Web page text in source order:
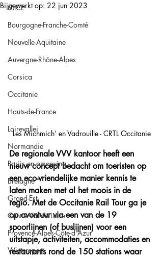
MICE
Bourgogne-Franche-Comté
Nouvelle-Aquitaine
Auvergne-Rhône-Alpes
Corsica
Occitanie
Hauts-de-France
Loirevallei
Normandie
Parijs en omgeving
Bretagne
Grand-Est
Centre Val de Loire
Provence-Alpes-Côte-d'Azur
Wintersport
Bijgewerkt op: 22 jun 2023
Les Michmich’ en Vadrouille - CRTL Occitanie
De regionale VVV kantoor heeft een
nieuw concept bedacht om toeristen op
een eco-vriendelijke manier kennis te
laten maken met al het moois in de
regio. Met de Occitanie Rail Tour ga je
op avontuur via een van de 19
spoorlijnen (of buslijnen) voor een
uitstapje, activiteiten, accommodaties en
restaurants rond de 150 stations waar